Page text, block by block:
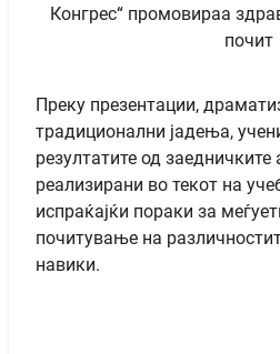
Преку презентации,
традиционални јадења,
резултатите од заедничките
реализирани во текот на
испраќајќи пораки за
почитување на
навики.